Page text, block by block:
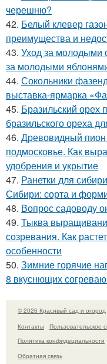
черешню?
42. Белый клевер
преимущества и
43. Уход за молодыми
за молодыми
44. Сокольники
выставка-ярмарка
45. Бразильский орех
бразильского ореха
46. Древовидный
подмосковье. Как
удобрения и укрытие
47. Ранетки для
Сибири: сорта и
48. Вопрос садоводу
49. Тыква
созревания. Как
особенности
50. Зимние горячие
8 вкуснющих
© 2026 Красивый сад и огород
Контакты
Пользовательское
Политика конфидециальности
Обратная связь